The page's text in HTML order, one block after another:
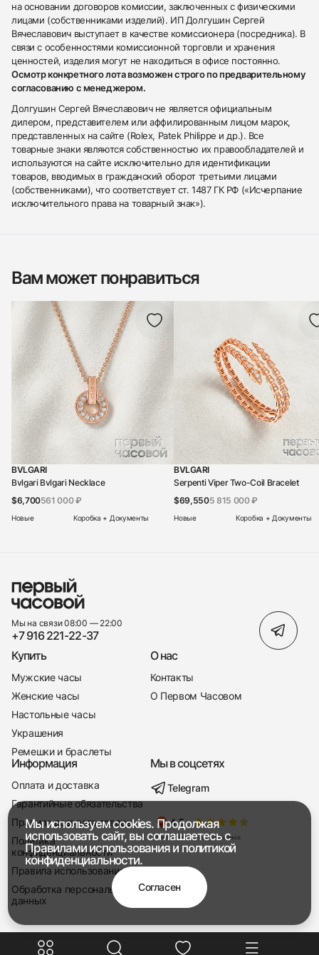
+7 916 221-22-37
Мы насвязи 08:00 — 19:00
на основании договоров комиссии, заключенных с физическими
лицами (собственниками изделий). ИП Долгушин Сергей
Вячеславович выступает в качестве комиссионера (посредника). В
связи с особенностями комиссионной торговли и хранения
ценностей, изделия могут не находиться в офисе постоянно.
Осмотр конкретного лота возможен строго по предварительному
согласованию с менеджером.
Долгушин Сергей Вячеславович не является официальным
дилером, представителем или аффилированным лицом марок,
представленных на сайте (Rolex, Patek Philippe и др.). Все
товарные знаки являются собственностью их правообладателей и
используются на сайте исключительно для идентификации
товаров, вводимых в гражданский оборот третьими лицами
(собственниками), что соответствует ст. 1487 ГК РФ («Исчерпание
исключительного права на товарный знак»).
Вам может понравиться
BVLGARI
Bvlgari Bvlgari Necklace
$6,700561 000 ₽
Новые Коробка + Документы
BVLGARI
Serpenti Viper Two-Coil Bracelet
$69,5505 815 000 ₽
Новые Коробка + Документы
Мы на связи 08:00 — 22:00
+7 916 221-22-37
Купить
Мужские часы
Женские часы
Настольные часы
Украшения
Ремешки и браслеты
О нас
Контакты
О Первом Часовом
Информация
Оплата и доставка
Гарантийные обязательства
Правила возврата товара
Политика
конфиденциальности
Правила использования
Обработка персональных
данных
Мы в соцсетях
Telegram
Мы используем cookies. Продолжая
использовать сайт, вы соглашаетесь с
Правилами использованияи политикой
конфиденциальности.
Согласен